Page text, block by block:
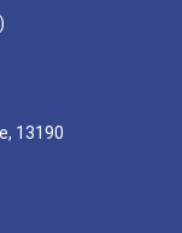
13190